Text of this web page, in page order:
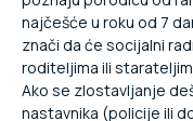
najčešće u roku od 7
znači da će socijalni
roditeljima ili
Ako se zlostavljanje
nastavnika (policije ili